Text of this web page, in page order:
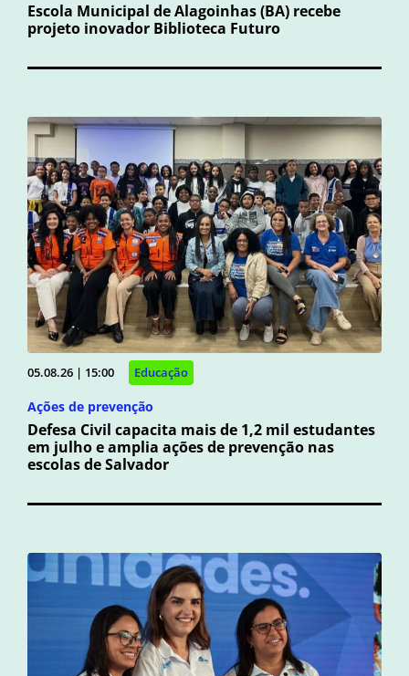
Escola Municipal de Alagoinhas (BA) recebe
projeto inovador Biblioteca Futuro
05.08.26 | 15:00 Educação
Ações de prevenção
Defesa Civil capacita mais de 1,2 mil estudantes
em julho e amplia ações de prevenção nas
escolas de Salvador